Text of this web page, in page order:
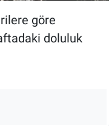
göre
doluluk